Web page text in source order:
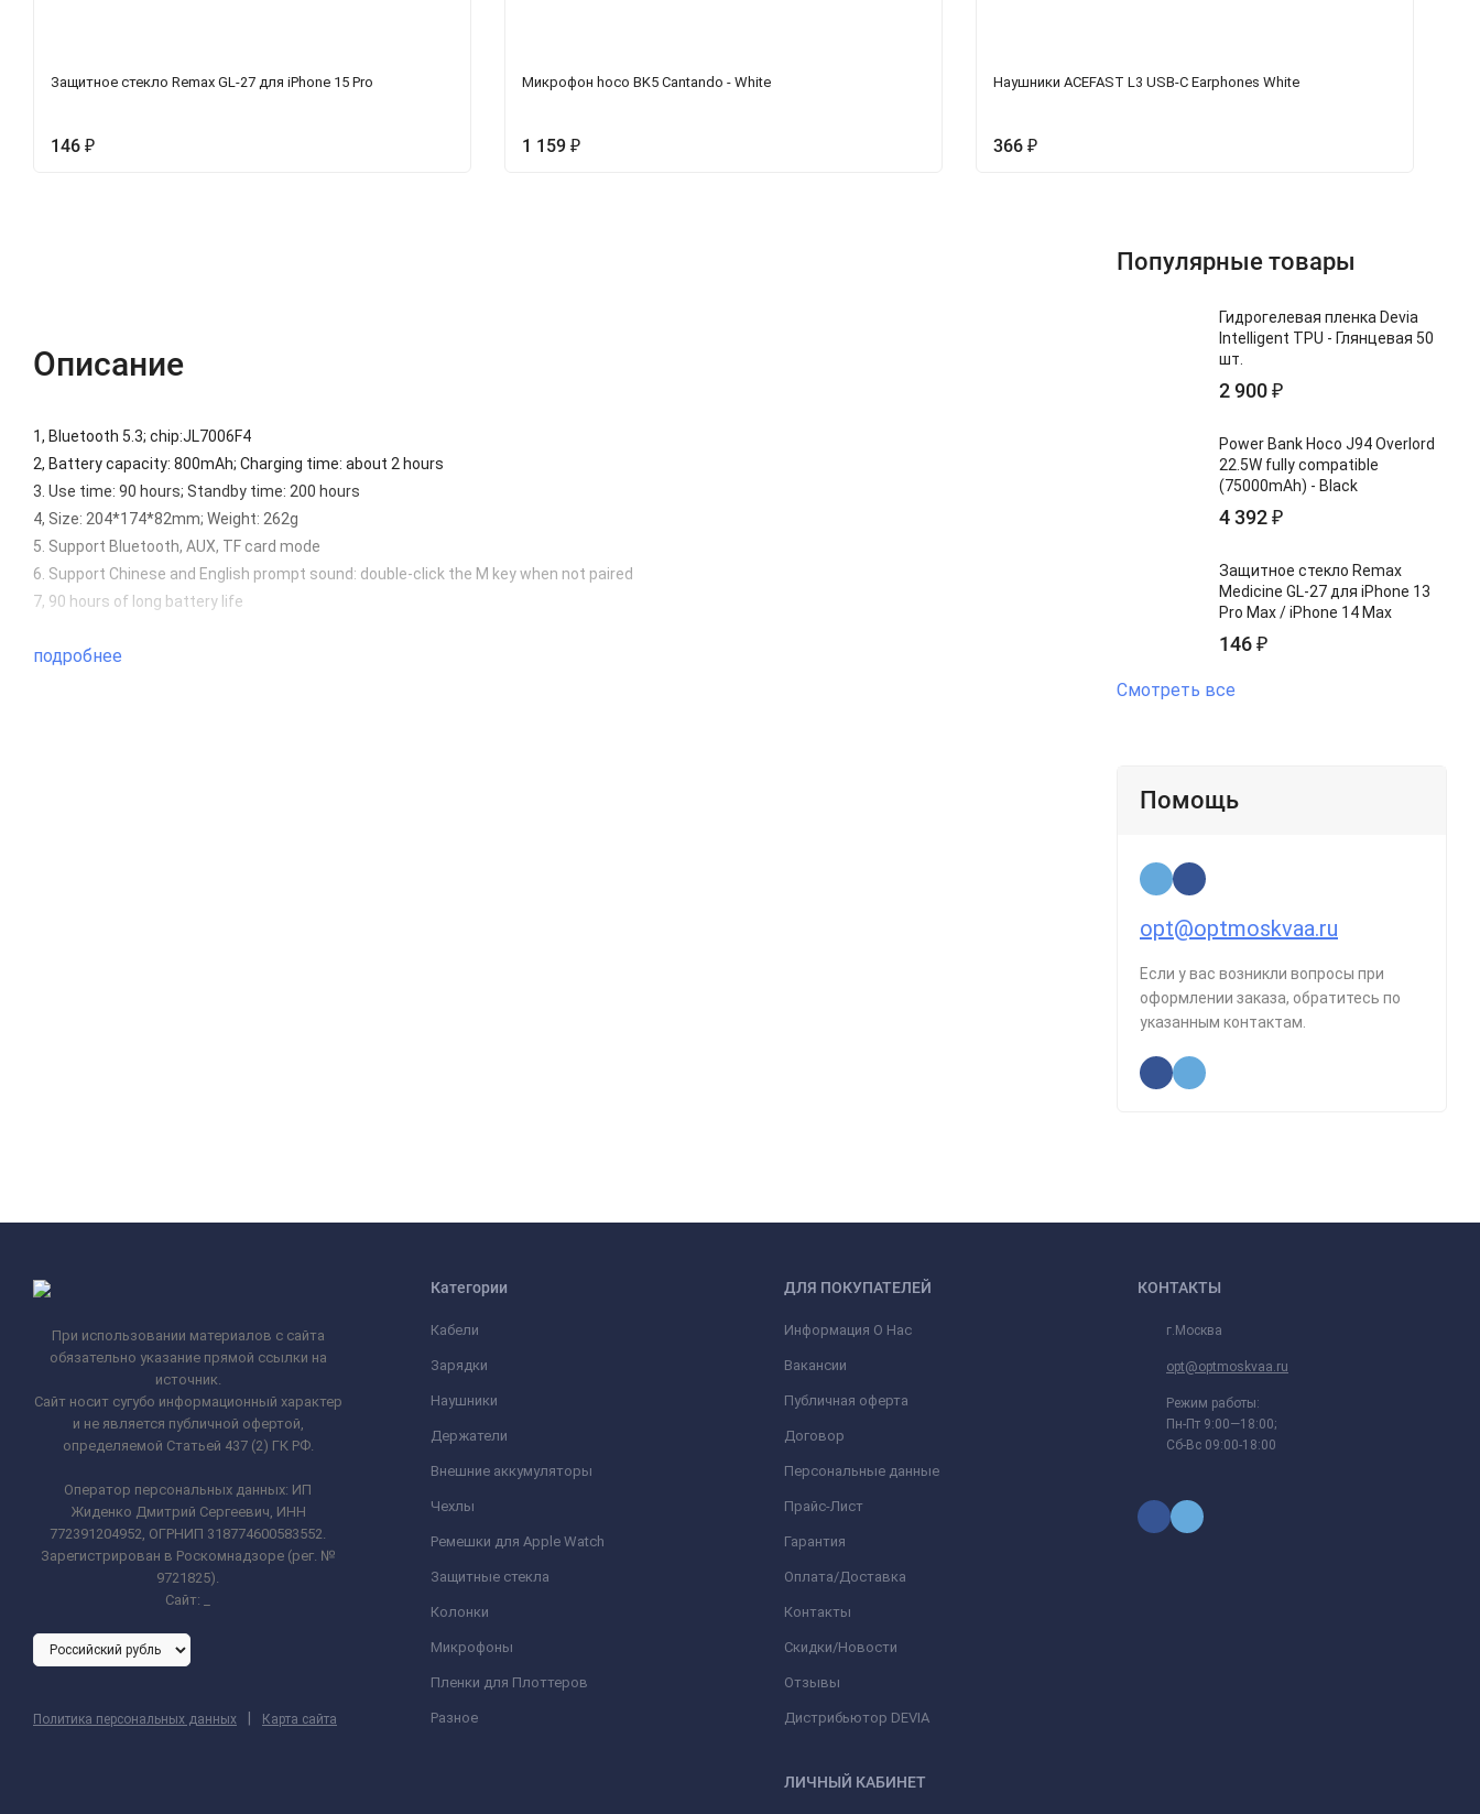
Защитное стекло Remax GL-27 для iPhone 15 Pro
146 ₽
Микрофон hoco BK5 Cantando - White
1 159 ₽
Наушники ACEFAST L3 USB-C Earphones White
366 ₽
Описание
1, Bluetooth 5.3; chip:JL7006F4
2, Battery capacity: 800mAh; Charging time: about 2 hours
3. Use time: 90 hours; Standby time: 200 hours
4, Size: 204*174*82mm; Weight: 262g
5. Support Bluetooth, AUX, TF card mode
6. Support Chinese and English prompt sound: double-click the M key when not paired
7, 90 hours of long battery life
подробнее
Популярные товары
Гидрогелевая пленка Devia
Intelligent TPU - Глянцевая 50
шт.
2 900₽
Power Bank Hoco J94 Overlord
22.5W fully compatible
(75000mAh) - Black
4 392₽
Защитное стекло Remax
Medicine GL-27 для iPhone 13
Pro Max / iPhone 14 Max
146₽
Смотреть все
Помощь
opt@optmoskvaa.ru
Если у вас возникли вопросы при
оформлении заказа, обратитесь по
указанным контактам.
При использовании материалов с сайта
обязательно указание прямой ссылки на
источник.
Сайт носит сугубо информационный характер
и не является публичной офертой,
определяемой Статьей 437 (2) ГК РФ.
Оператор персональных данных: ИП
Жиденко Дмитрий Сергеевич, ИНН
772391204952, ОГРНИП 318774600583552.
Зарегистрирован в Роскомнадзоре (рег. №
9721825).
Сайт:
Политика персональных данных Карта сайта
Категории
Кабели
Зарядки
Наушники
Держатели
Внешние аккумуляторы
Чехлы
Ремешки для Apple Watch
Защитные стекла
Колонки
Микрофоны
Пленки для Плоттеров
Разное
ДЛЯ ПОКУПАТЕЛЕЙ
Информация О Нас
Вакансии
Публичная оферта
Договор
Персональные данные
Прайс-Лист
Гарантия
Оплата/Доставка
Контакты
Скидки/Новости
Отзывы
Дистрибьютор DEVIA
ЛИЧНЫЙ КАБИНЕТ
КОНТАКТЫ
г.Москва
opt@optmoskvaa.ru
Режим работы:
Пн-Пт 9:00—18:00;
Сб-Вс 09:00-18:00